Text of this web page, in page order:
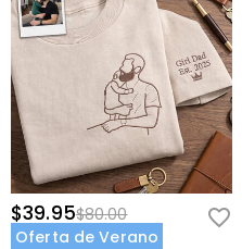
$39.95$80.00
Oferta de Verano